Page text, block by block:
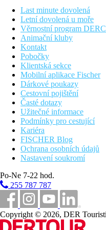
Hotel nabízí polopenzi,
podávané formou bufetu
speciality místní i
Karty
Hotel akceptuje karty
Vzdálenosti
0 m
Vzdálenost k pláži
6 km
Centrum města
25 km
Vzdálenost od nejbližšího
2 km
Nákupy
Pláž
Last minute dovolená
Letní dovolená u moře
Věrnostní program
Animační kluby
Kontakt
Pobočky
Klientská sekce
Mobilní aplikace Fischer
Dárkové poukazy
Cestovní pojištění
Časté dotazy
Užitečné informace
Podmínky pro cestující
Kariéra
FISCHER Blog
Ochrana osobních údajů
Nastavení soukromí
Po-Ne 7-22 hod.
255 787 787
Copyright © 2026, DER